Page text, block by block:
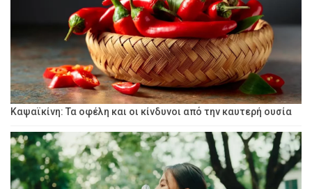
Καψαϊκίνη: Τα οφέλη και οι κίνδυνοι από την καυτερή ουσία